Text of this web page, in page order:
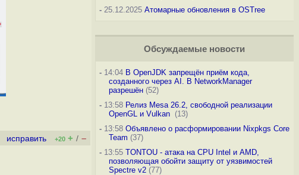
исправить +20 + / –
-25.12.2025 Атомарные обновления в OSTree
Обсуждаемые новости
-14:04 В OpenJDK запрещён приём кода,
созданного через AI. В NetworkManager
разрешён(52)
-13:58 Релиз Mesa 26.2, свободной реализации
OpenGL и Vulkan (13)
-13:58 Объявлено о расформировании Nixpkgs Core
Team (37)
-13:55 TONTOU - атака на CPU Intel и AMD,
позволяющая обойти защиту от уязвимостей
Spectre v2(77)